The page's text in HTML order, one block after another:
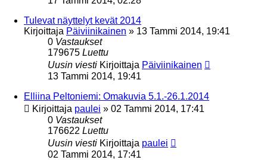
Tulevat näyttelyt kevät 2014
Kirjoittaja Päiviinikainen » 13 Tammi 2014, 19:41
0 Vastaukset
179675 Luettu
Uusin viesti Kirjoittaja Päiviinikainen
13 Tammi 2014, 19:41
Elliina Peltoniemi: Omakuvia 5.1.-26.1.2014
Kirjoittaja paulei » 02 Tammi 2014, 17:41
0 Vastaukset
176622 Luettu
Uusin viesti Kirjoittaja paulei
02 Tammi 2014, 17:41